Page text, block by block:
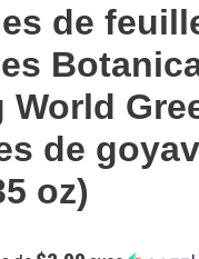
de
World
de
oz)